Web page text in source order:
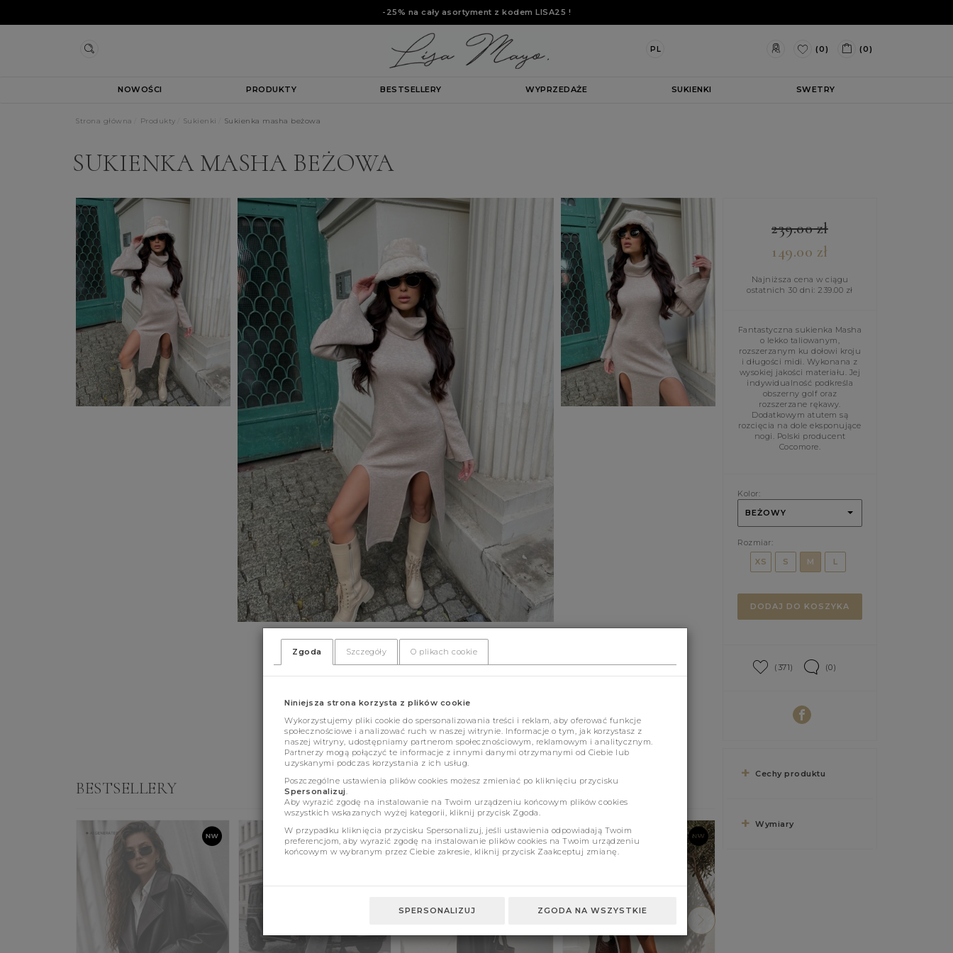
-25% na cały asortyment z kodem LISA25 !
PL (0) (0)
NOWOŚCI PRODUKTY BESTSELLERY WYPRZEDAŻE SUKIENKI SWETRY
Strona główna Produkty Sukienki Sukienka masha beżowa
SUKIENKA MASHA BEŻOWA
239.00zł
149.00 zł
Najniższa cena w ciągu
ostatnich 30 dni: 239.00 zł
Fantastyczna sukienka Masha
o lekko taliowanym,
rozszerzanym ku dołowi kroju
i długości midi. Wykonana z
wysokiej jakości materiału. Jej
indywidualność podkreśla
obszerny golf oraz
rozszerzane rękawy.
Dodatkowym atutem są
rozcięcia na dole eksponujące
nogi. Polski producent
Cocomore.
Kolor:
BEŻOWY
Rozmiar:
XS
S M L
DODAJ DO KOSZYKA
(371) (0)
Cechy produktu
Wymiary
BESTSELLERY
Zgoda Szczegóły O plikach cookie
Niniejsza strona korzysta z plików cookie
Wykorzystujemy pliki cookie do spersonalizowania treści i reklam, aby oferować funkcje
społecznościowe i analizować ruch w naszej witrynie. Informacje o tym, jak korzystasz z
naszej witryny, udostępniamy partnerom społecznościowym, reklamowym i analitycznym.
Partnerzy mogą połączyć te informacje z innymi danymi otrzymanymi od Ciebie lub
uzyskanymi podczas korzystania z ich usług.
Poszczególne ustawienia plików cookies możesz zmieniać po kliknięciu przycisku
Spersonalizuj
Aby wyrazić zgodę na instalowanie na Twoim urządzeniu końcowym plików cookies
wszystkich wskazanych wyżej kategorii, kliknij przycisk Zgoda.
W przypadku kliknięcia przycisku Spersonalizuj, jeśli ustawienia odpowiadają Twoim
preferencjom, aby wyrazić zgodę na instalowanie plików cookies na Twoim urządzeniu
końcowym w wybranym przez Ciebie zakresie, kliknij przycisk Zaakceptuj zmianę.
SPERSONALIZUJ ZGODA NA WSZYSTKIE